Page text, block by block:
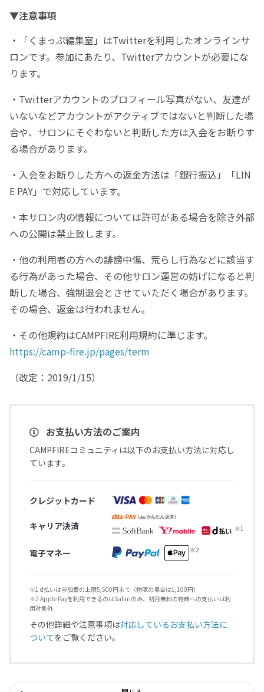
▼注意事項
・「くまっぷ編集室」はTwitterを利用したオンラインサ
ロンです。参加にあたり、Twitterアカウントが必要にな
ります。
・Twitterアカウントのプロフィール写真がない、友達が
いないなどアカウントがアクティブではないと判断した場
合や、サロンにそぐわないと判断した方は入会をお断りす
る場合があります。
・入会をお断りした方への返金方法は「銀行振込」「LIN
E PAY」で対応しています。
・本サロン内の情報については許可がある場合を除き外部
への公開は禁止致します。
・他の利用者の方への誹謗中傷、荒らし行為などに該当す
る行為があった場合、その他サロン運営の妨げになると判
断した場合、強制退会とさせていただく場合があります。
その場合、返金は行われません。
・その他規約はCAMPFIRE利用規約に準じます。
https://camp-fire.jp/pages/term
（改定：2019/1/15）
お支払い方法のご案内
CAMPFIREコミュニティは以下のお支払い方法に対応し
ています。
クレジットカード
キャリア決済
電子マネー
※1 d払いは参加費の上限5,500円まで（物販の場合は1,100円）
※2 Apple Payを利用できるのはSafariのみ、初月無料の特典への支払いは利
用対象外
その他詳細や注意事項は対応しているお支払い方法に
ついてをご覧ください。